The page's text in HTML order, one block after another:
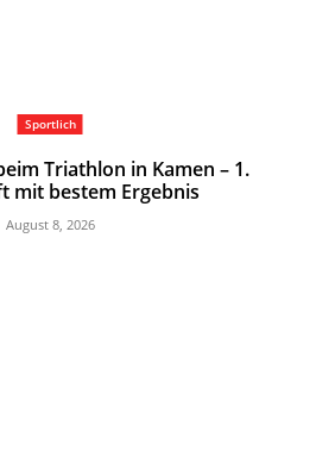
Sportlich
Triathlon in Kamen – 1.
mit bestem Ergebnis
August 8, 2026